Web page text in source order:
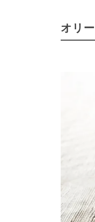
オリ